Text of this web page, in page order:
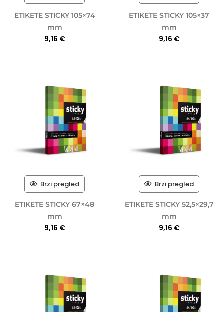
ETIKETE STICKY 105×74
mm
9,16 €
ETIKETE STICKY 105×37
mm
9,16 €
Brzi pregled
ETIKETE STICKY 67×48
mm
9,16 €
Brzi pregled
ETIKETE STICKY 52,5×29,7
mm
9,16 €